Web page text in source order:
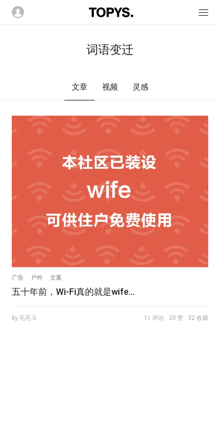
词语变迁
文章 视频 灵感
广告 户外 文案
五十年前，Wi-Fi真的就是wife…
by 毛毛.G 11 评论 20 赞 32 收藏